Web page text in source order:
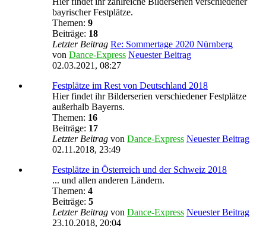
bayrischer Festplätze.
Themen: 9
Beiträge: 18
Letzter Beitrag Re: Sommertage 2020 Nürnberg
von Dance-Express Neuester Beitrag
02.03.2021, 08:27
Festplätze im Rest von Deutschland 2018
Hier findet ihr Bilderserien verschiedener Festplätze
außerhalb Bayerns.
Themen: 16
Beiträge: 17
Letzter Beitrag von Dance-Express Neuester Beitrag
02.11.2018, 23:49
Festplätze in Österreich und der Schweiz 2018
... und allen anderen Ländern.
Themen: 4
Beiträge: 5
Letzter Beitrag von Dance-Express Neuester Beitrag
23.10.2018, 20:04